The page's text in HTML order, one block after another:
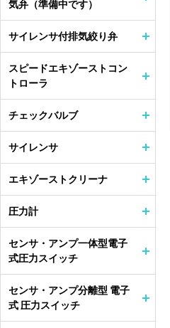
気弁（準備中です）
サイレンサ付排気絞り弁
スピードエキゾーストコン
トローラ
チェックバルブ
サイレンサ
エキゾーストクリーナ
圧力計
センサ・アンプ一体型電子
式圧力スイッチ
センサ・アンプ分離型 電子
式 圧力スイッチ